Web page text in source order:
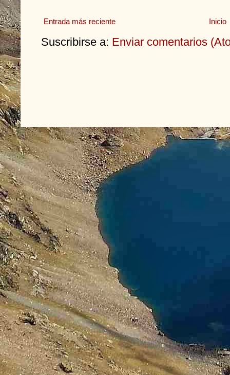
Entrada más reciente Inicio
Suscribirse a: Enviar comentarios